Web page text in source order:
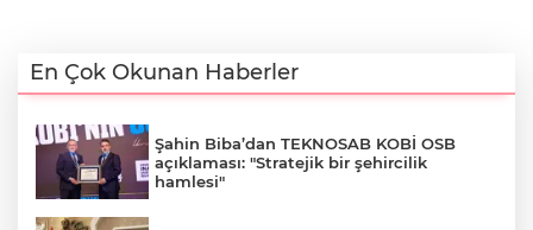
En Çok Okunan Haberler
Şahin Biba’dan TEKNOSAB KOBİ OSB
açıklaması: "Stratejik bir şehircilik
hamlesi"